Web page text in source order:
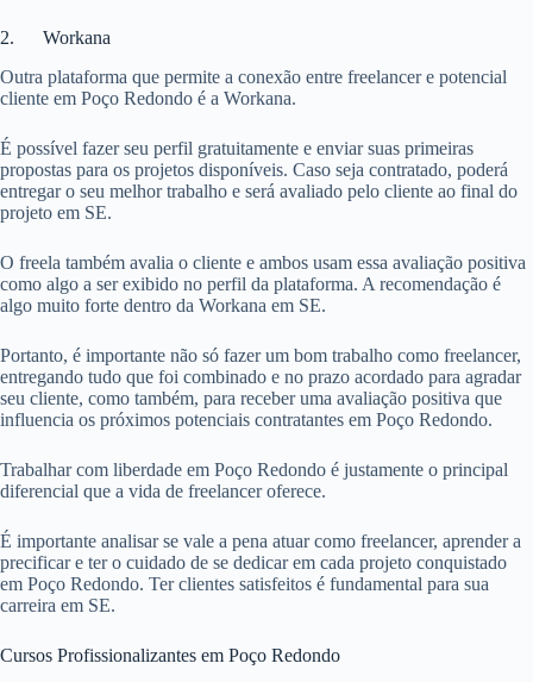
2. Workana
Outra plataforma que permite a conexão entre freelancer e potencial
cliente em Poço Redondo é a Workana.
É possível fazer seu perfil gratuitamente e enviar suas primeiras
propostas para os projetos disponíveis. Caso seja contratado, poderá
entregar o seu melhor trabalho e será avaliado pelo cliente ao final do
projeto em SE.
O freela também avalia o cliente e ambos usam essa avaliação positiva
como algo a ser exibido no perfil da plataforma. A recomendação é
algo muito forte dentro da Workana em SE.
Portanto, é importante não só fazer um bom trabalho como freelancer,
entregando tudo que foi combinado e no prazo acordado para agradar
seu cliente, como também, para receber uma avaliação positiva que
influencia os próximos potenciais contratantes em Poço Redondo.
Trabalhar com liberdade em Poço Redondo é justamente o principal
diferencial que a vida de freelancer oferece.
É importante analisar se vale a pena atuar como freelancer, aprender a
precificar e ter o cuidado de se dedicar em cada projeto conquistado
em Poço Redondo. Ter clientes satisfeitos é fundamental para sua
carreira em SE.
Cursos Profissionalizantes em Poço Redondo